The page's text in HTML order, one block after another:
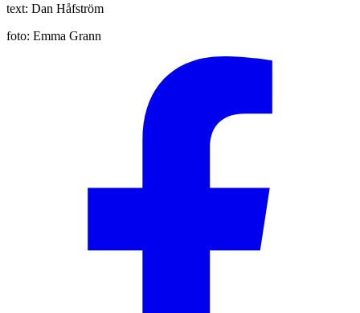
text: Dan Håfström
foto: Emma Grann